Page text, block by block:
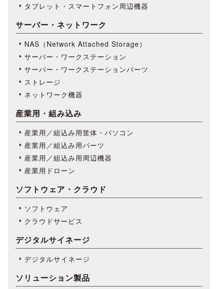
タブレット・スマートフォン周辺機器
サーバー・ネットワーク
NAS（Network Attached Storage）
サーバー・ワークステーション
サーバー・ワークステーションパーツ
ストレージ
ネットワーク機器
産業用・組み込み
産業用／組込み用筐体・パソコン
産業用／組込み用パーツ
産業用／組込み用周辺機器
産業用ドローン
ソフトウェア・クラウド
ソフトウェア
クラウドサービス
デジタルサイネージ
デジタルサイネージ
ソリューション製品